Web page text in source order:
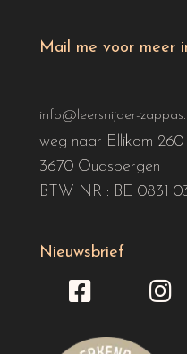
Mail me voor meer
info@leersnijder-
weg naar Ellikom 260
3670 Oudsbergen
BTW NR : BE 0831
Nieuwsbrief